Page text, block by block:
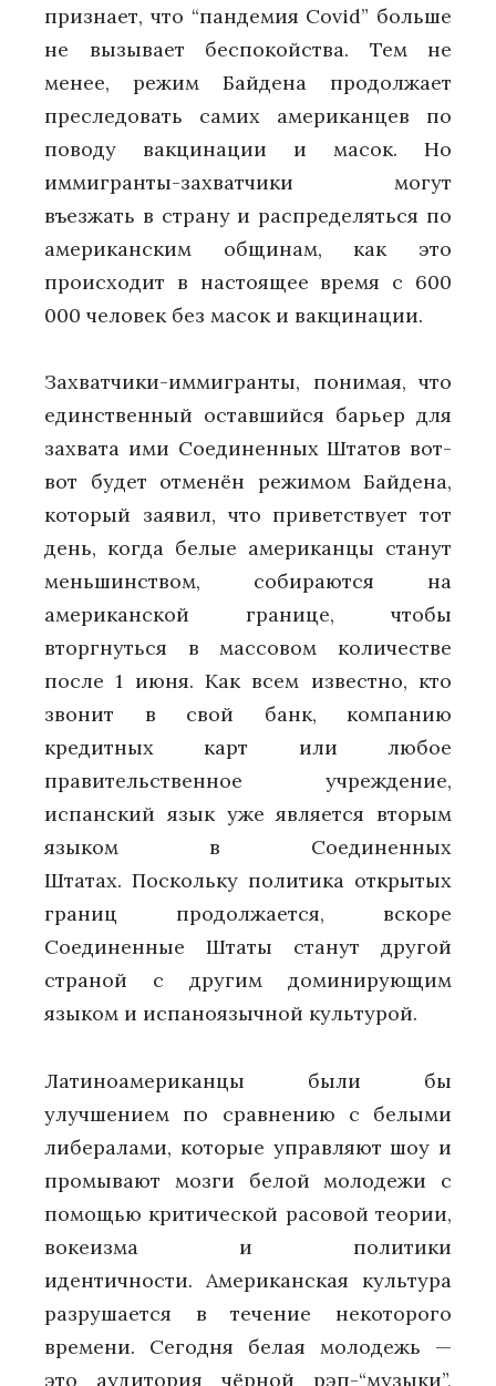
признает, что “пандемия Covid” больше
не вызывает беспокойства. Тем не
менее, режим Байдена продолжает
преследовать самих американцев по
поводу вакцинации и масок. Но
иммигранты-захватчики могут
въезжать в страну и распределяться по
американским общинам, как это
происходит в настоящее время с 600
000 человек без масок и вакцинации.
Захватчики-иммигранты, понимая, что
единственный оставшийся барьер для
захвата ими Соединенных Штатов вот-
вот будет отменён режимом Байдена,
который заявил, что приветствует тот
день, когда белые американцы станут
меньшинством, собираются на
американской границе, чтобы
вторгнуться в массовом количестве
после 1 июня. Как всем известно, кто
звонит в свой банк, компанию
кредитных карт или любое
правительственное учреждение,
испанский язык уже является вторым
языком в Соединенных
Штатах. Поскольку политика открытых
границ продолжается, вскоре
Соединенные Штаты станут другой
страной с другим доминирующим
языком и испаноязычной культурой.
Латиноамериканцы были бы
улучшением по сравнению с белыми
либералами, которые управляют шоу и
промывают мозги белой молодежи с
помощью критической расовой теории,
вокеизма и политики
идентичности. Американская культура
разрушается в течение некоторого
времени. Сегодня белая молодежь —
это аудитория чёрной рэп-“музыки”,